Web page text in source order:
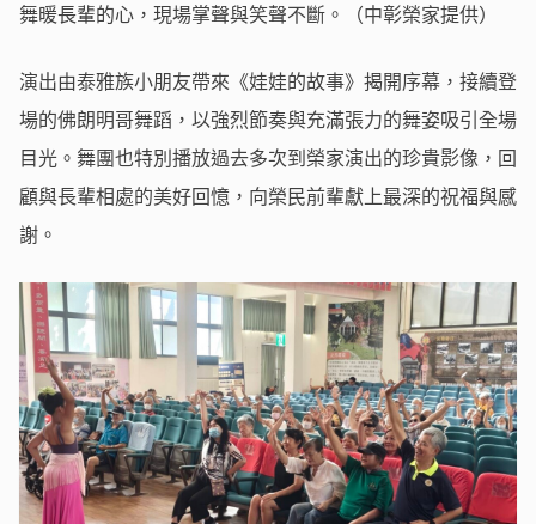
舞暖長輩的心，現場掌聲與笑聲不斷。（中彰榮家提供）
演出由泰雅族小朋友帶來《娃娃的故事》揭開序幕，接續登
場的佛朗明哥舞蹈，以強烈節奏與充滿張力的舞姿吸引全場
目光。舞團也特別播放過去多次到榮家演出的珍貴影像，回
顧與長輩相處的美好回憶，向榮民前輩獻上最深的祝福與感
謝。